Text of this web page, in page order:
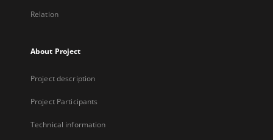
Relation
About Project
Project description
Project Participants
Technical information